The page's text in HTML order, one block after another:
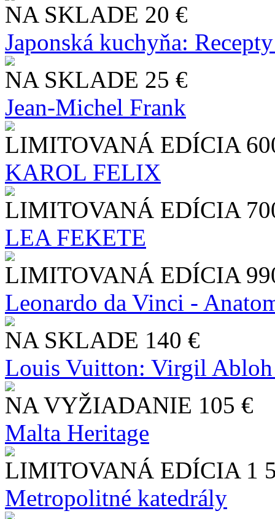
NA SKLADE 20 €
Japonská kuchyňa:
NA SKLADE 25 €
Jean-Michel Frank
LIMITOVANÁ EDÍCIA
KAROL FELIX
LIMITOVANÁ EDÍCIA
LEA FEKETE
LIMITOVANÁ EDÍCIA
Leonardo da Vinci -
NA SKLADE 140 €
Louis Vuitton: Virgil
NA VYŽIADANIE 105 €
Malta Heritage
LIMITOVANÁ EDÍCIA 1
Metropolitné katedrály